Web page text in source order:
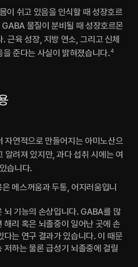
이 쉬고 있음을 인식할 때 성장호르
물질이 분비될 때 성장호르몬
근육 성장, 지방 연소, 그리고 신체
준다는 사실이 밝혀졌습니다.4
자연적으로 만들어지는 아미노산으
알려져 있지만, 과다 섭취 시에는 여
습니다.
메스꺼움과 두통, 어지러움입니
뇌 기능의 손상입니다. GABA를 많
해리 혹은 뇌졸중이 일어난 곳에 손
다는 연구 결과가 있습니다. 이 때문
저하는 물론 급성기 뇌졸중에 걸릴